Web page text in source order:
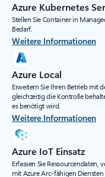
Azure Kubernetes
Stellen Sie Container in
Bedarf.
Weitere Informationen
Azure Local
Erweitern Sie Ihren Betrieb mit
gleichzeitig die Kontrolle
es benötigt wird.
Weitere Informationen
Azure IoT Einsatz
Erfassen Sie Ressourcendaten,
mit Azure Arc-fähigen